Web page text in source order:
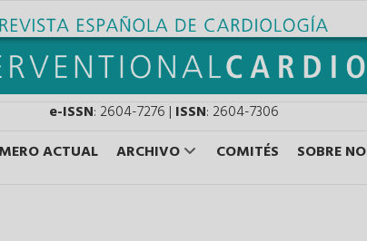
e-ISSN: 2604-7276 | ISSN: 2604-7306
ACTUAL ARCHIVO COMITÉS SOBRE